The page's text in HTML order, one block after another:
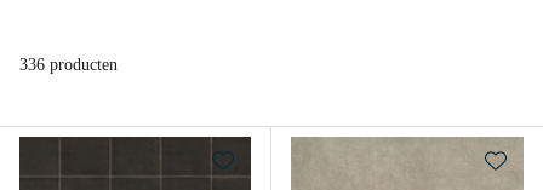
336 producten